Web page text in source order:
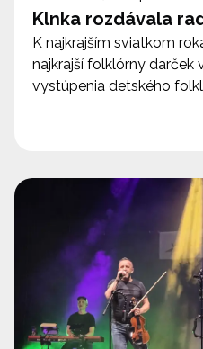
Klnka rozdávala
K najkrajším sviatkom
najkrajší folklórny darček
vystúpenia detského